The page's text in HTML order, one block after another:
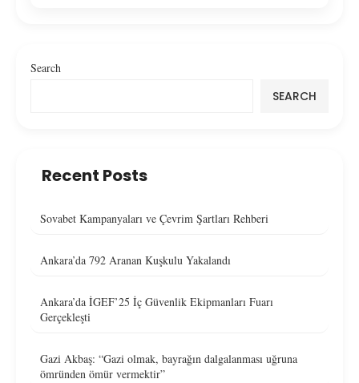
Search
SEARCH
Recent Posts
Sovabet Kampanyaları ve Çevrim Şartları Rehberi
Ankara’da 792 Aranan Kuşkulu Yakalandı
Ankara’da İGEF’25 İç Güvenlik Ekipmanları Fuarı
Gerçekleşti
Gazi Akbaş: “Gazi olmak, bayrağın dalgalanması uğruna
ömründen ömür vermektir”